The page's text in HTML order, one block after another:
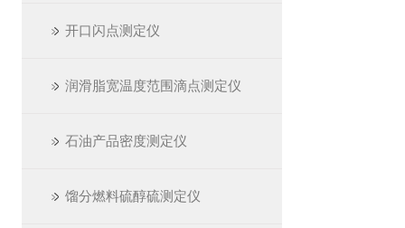
开口闪点测定仪
润滑脂宽温度范围滴点测定仪
石油产品密度测定仪
馏分燃料硫醇硫测定仪